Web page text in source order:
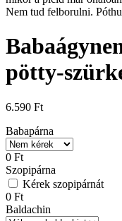
Nem tud felborulni.
pötty-
6.590 Ft
Babapárna
0 Ft
Szopipárna
Kérek szopipárnát
0 Ft
Baldachin